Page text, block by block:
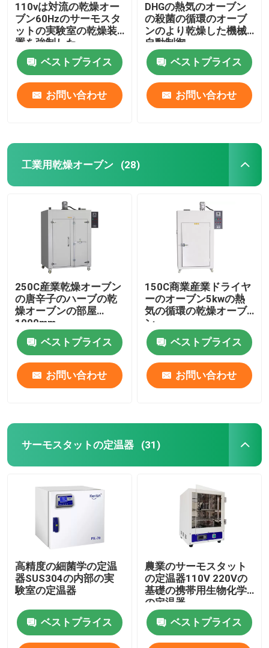
110vは対流の乾燥オー
ブン60Hzのサーモスタ
ットの実験室の乾燥装
置を強制した
ベストプライス
お問い合わせ
DHGの熱気のオーブン
の殺菌の循環のオーブ
ンのより乾燥した機械
自動制御
ベストプライス
お問い合わせ
工業用乾燥オーブン (28)
250C産業乾燥オーブン
の唐辛子のハーブの乾
燥オーブンの部屋
1000mm
ベストプライス
お問い合わせ
150C商業産業ドライヤ
ーのオーブン5kwの熱
気の循環の乾燥オーブ
ン
ベストプライス
お問い合わせ
サーモスタットの定温器 (31)
高精度の細菌学の定温
器SUS304の内部の実
験室の定温器
ベストプライス
農業のサーモスタット
の定温器110V 220Vの
基礎の携帯用生物化学
の定温器
ベストプライス